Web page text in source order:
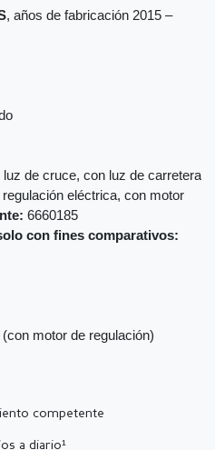
, años de fabricación 2015 –
luz de cruce, con luz de carretera
regulación eléctrica, con motor
6660185
con fines comparativos:
motor de regulación)
competente
a diario¹